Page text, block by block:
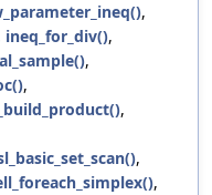
,
ineq_for_div(),
,
,
,
,
,